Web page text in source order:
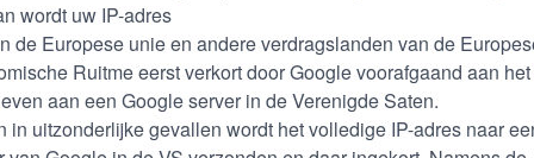
wordt uw IP-adres
de Europese unie en andere verdragslanden van de
Ruitme eerst verkort door Google voorafgaand aan het
aan een Google server in de Verenigde Saten.
in uitzonderlijke gevallen wordt het volledige IP-adres naar